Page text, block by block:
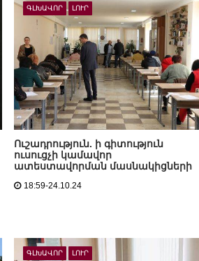
ԳԼԽԱՎՈՐ ԼՈՒՐ
Ուշադրություն. ի գիտություն
ուսուցչի կամավոր
ատեստավորման մասնակիցների
18:59-24.10.24
ԳԼԽԱՎՈՐ ԼՈՒՐ